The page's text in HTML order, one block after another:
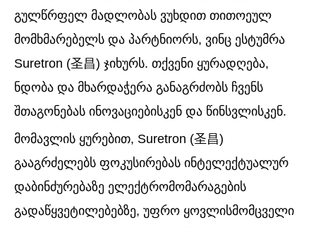
გულწრფელ მადლობას ვუხდით თითოეულ
მომხმარებელს და პარტნიორს, ვინც ესტუმრა
Suretron (圣昌) ჯიხურს. თქვენი ყურადღება,
ნდობა და მხარდაჭერა განაგრძობს ჩვენს
შთაგონებას ინოვაციებისკენ და წინსვლისკენ.
მომავლის ყურებით, Suretron (圣昌)
გააგრძელებს ფოკუსირებას ინტელექტუალურ
დაბინძურებაზე ელექტრომომარაგების
გადაწყვეტილებებზე, უფრო ყოვლისმომცველი